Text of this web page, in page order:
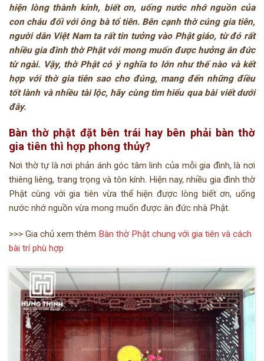
hiện lòng thành kính, biết ơn, uống nước nhớ nguồn của
con cháu đối với ông bà tổ tiên. Bên cạnh thờ cúng gia tiên,
người dân Việt Nam ta rất tin tưởng vào Phật giáo, từ đó rất
nhiều gia đình thờ Phật với mong muốn được hưởng ân đức
từ ngài. Vậy, thờ Phật có ý nghĩa to lớn như thế nào và kết
hợp với thờ gia tiên sao cho đúng, mang đến những điều
tốt lành và nhiều tài lộc, hãy cùng tìm hiểu qua bài viết dưới
đây.
Bàn thờ phật đặt bên trái hay bên phải bàn thờ
gia tiên thì hợp phong thủy?
Nơi thờ tự là nơi phản ánh góc tâm linh của mỗi gia đình, là nơi
thiêng liêng, trang trọng và tôn kính. Hiện nay, nhiều gia đình thờ
Phật cùng với gia tiên vừa thể hiện được lòng biết ơn, uống
nước nhớ nguồn vừa mong muốn được ân đức nhà Phật.
>>> Gia chủ xem thêm Bàn thờ Phật chung với gia tiên và cách
bài trí phù hợp